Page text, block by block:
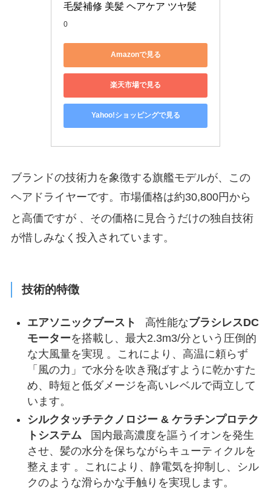
毛髪補修 美髪 ヘアケア ツヤ髪
0
Amazonで見る
楽天市場で見る
Yahoo!ショッピングで見る
ブランドの技術力を象徴する旗艦モデルが、この
ヘアドライヤーです。市場価格は約30,800円から
と高価ですが 、その価格に見合うだけの独自技術
が惜しみなく投入されています。
技術的特徴
エアソニックブースト 高性能なブラシレスDC
モーターを搭載し、最大2.3m3/分という圧倒的
な大風量を実現 。これにより、高温に頼らず
「風の力」で水分を吹き飛ばすように乾かすた
め、時短と低ダメージを高いレベルで両立して
います。
シルクタッチテクノロジー & ケラチンプロテク
トシステム国内最高濃度を謳うイオンを発生
させ、髪の水分を保ちながらキューティクルを
整えます 。これにより、静電気を抑制し、シル
クのような滑らかな手触りを実現します。